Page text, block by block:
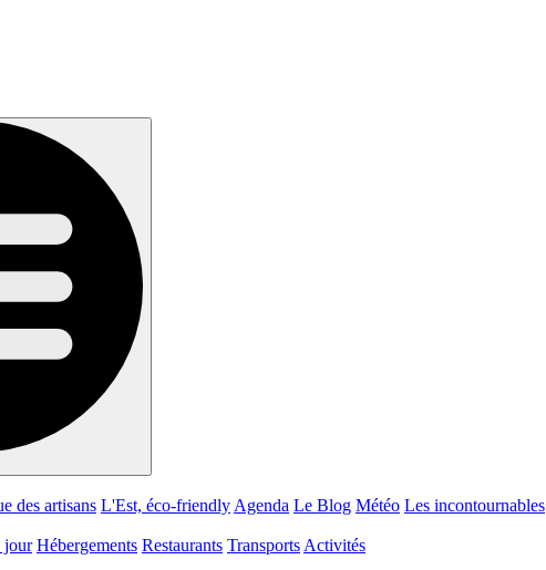
des artisans L'Est, éco-friendly Agenda Le Blog Météo Les incontournables
jour Hébergements Restaurants Transports Activités